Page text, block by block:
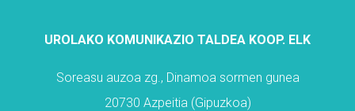
UROLAKO KOMUNIKAZIO TALDEA KOOP. ELK
Soreasu auzoa zg., Dinamoa sormen gunea
20730 Azpeitia (Gipuzkoa)